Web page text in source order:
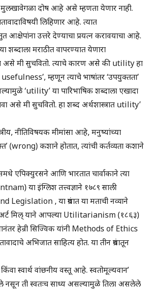
दोष आहे असे म्हणता येणार नाही.
लिहिणार आहे. त्यात
उत्तरे देण्याचा प्रयत्न करावयाचा आहे.
मराठीत वापरण्यात येणारा
असे मी सुचवितो. त्याचे कारण असे की utility हा
म्हणून त्याचे भाषांतर ‘उपयुक्तता’
‘utility’ या पारिभाषिक शब्दाला एखादा
असे मी सुचवितो. हा शब्द अर्थशास्त्रात utility’
नीतिविषयक मीमांसा आहे, मनुष्यांच्या
(wrong) कशाने होतात, त्यांची कर्तव्यता कशाने
एपिक्युरसने आणि भारतात चार्वाकाने त्या
या इंग्लिश तत्त्वज्ञाने १७८९ साली
, या ग्रंथात या मताची नव्याने
स्टुअर्ट मिल् याने आपल्या Utilitarianism (१८६३)
हेन्री सिज्विक यांनी Methods of Ethics
अभिजात साहित्य होत. या तीन ग्रंथातून
स्वार्थ वांछनीय वस्तू आहे. स्वतोमूल्यवान’
नसून ती स्वतःच साध्य असल्यामुळे तिला असलेले